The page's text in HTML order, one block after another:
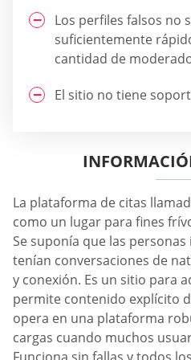
Los perfiles falsos no
suficientemente
cantidad de
El sitio no tiene
La plataforma de citas
como un lugar para fines
Se suponía que las
tenían conversaciones de
y conexión. Es un sitio para
permite contenido explícito
opera en una plataforma
cargas cuando muchos